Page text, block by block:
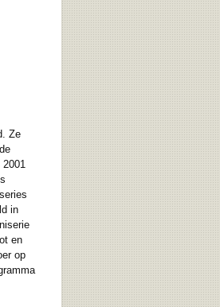
Ze
in
en
op